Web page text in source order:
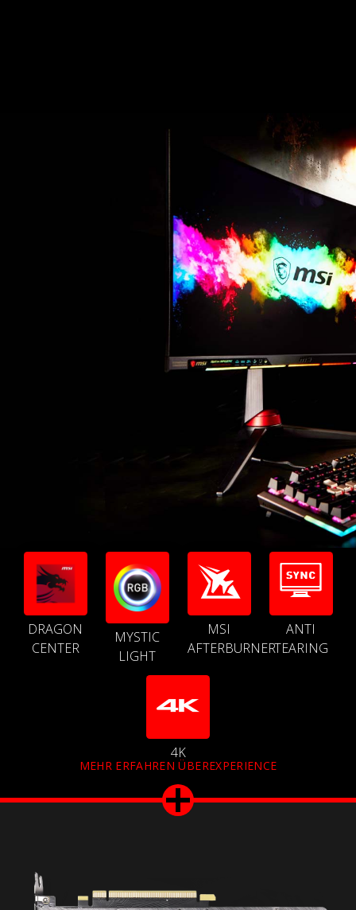
DRAGON
CENTER
MYSTIC
LIGHT
MSI
AFTERBURNER
ANTI
TEARING
4K
MEHR ERFAHREN ÜBEREXPERIENCE